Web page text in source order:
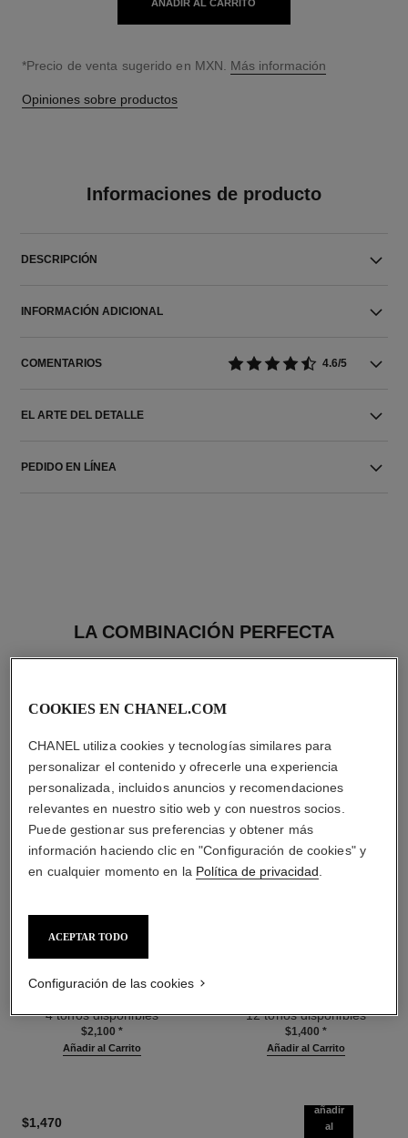
AÑADIR AL CARRITO
↩
*Precio de venta sugerido en MXN. Más información
Opiniones sobre productos
Informaciones de producto
DESCRIPCIÓN
INFORMACIÓN ADICIONAL
COMENTARIOS 4.6/5
EL ARTE DEL DETALLE
PEDIDO EN LÍNEA
LA COMBINACIÓN PERFECTA
les beiges poudre belle mine
Saludable, Polvos
Iluminador. Rostro, Cuello Y
Escote. Formato Maxi.
4 tonos disponibles
$2,100 *
Añadir al Carrito
12 tonos disponibles
$1,400 *
Añadir al Carrito
$1,470
añadir
al
COOKIES EN CHANEL.COM
CHANEL utiliza cookies y tecnologías similares para
personalizar el contenido y ofrecerle una experiencia
personalizada, incluidos anuncios y recomendaciones
relevantes en nuestro sitio web y con nuestros socios.
Puede gestionar sus preferencias y obtener más
información haciendo clic en "Configuración de cookies" y
en cualquier momento en la Política de privacidad
ACEPTAR TODO
Configuración de las cookies